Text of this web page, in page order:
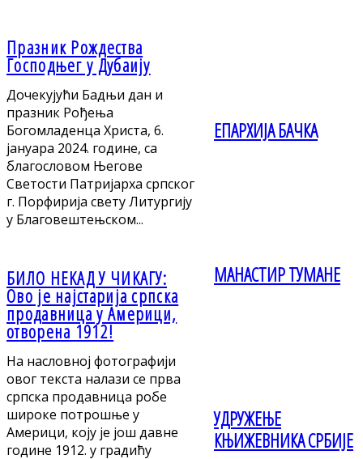
Празник Рождества
Господњег у Дубаију
Дочекујући Бадњи дан и
празник Рођења
Богомладенца Христа, 6.
јануара 2024. године, са
благословом Његове
Светости Патријарха српског
г. Порфирија свету Литургију
у Благовештењском...
БИЛО НЕKАД У ЧИKАГУ:
Ово је најстарија српска
продавница у Америци,
отворена 1912!
На насловној фотографији
овог текста налази се прва
српска продавница робе
широке потрошње у
Америци, коју је још давне
године 1912. у градићу
ЕПАРХИЈА БАЧКА
МАНАСТИР ТУМАНЕ
УДРУЖЕЊЕ
КЊИЖЕВНИКА СРБИЈЕ